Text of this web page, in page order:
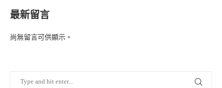
最新留言
尚無留言可供顯示。